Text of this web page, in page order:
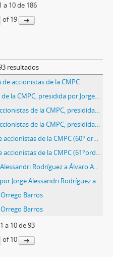
a 10de 186
of 19
resultados
accionistas de la CMPC
Acta de la 62° junta de accionistas de la CMPC, presidida por Jorge Alessandri.
Acta de la 63° junta ordinaria de accionistas de la CMPC, presidida por Jorge Alessandri.
Acta de la 64° junta ordinaria de accionistas de la CMPC, presidida por Jorge Alessandri
Acta de la 98° sesión de la junta de accionistas de la CMPC (60° ordinaria), presidida por Jorge Alessandri.
Acta de la 99° sesión de la junta de accionistas de la CMPC (61°ordinaria)
Carta de agradecimiento de Jorge Alessandri Rodríguez a Álvaro Arriagada Norambuena
Carta de agradecimiento firmada por Jorge Alessandri Rodríguez a María de la Cruz
Barros
Barros
1 a 10de 93
of 10